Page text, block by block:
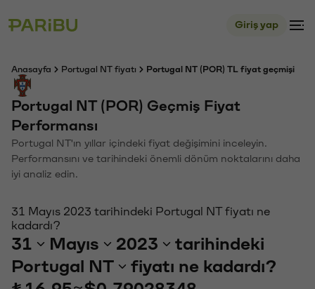
Giriş yap
Anasayfa Portugal NT fiyatı Portugal NT (POR) TL fiyat geçmişi
Portugal NT (POR) Geçmiş Fiyat
Performansı
Portugal NT'ın yıllar içindeki fiyat değişimini inceleyin.
Performansını ve tarihindeki önemli dönüm noktalarını daha
iyi analiz edin.
31 Mayıs 2023 tarihindeki Portugal NT fiyatı ne
kadardı?
31 Mayıs 2023
tarihindeki
Portugal NT
fiyatı ne kadardı?